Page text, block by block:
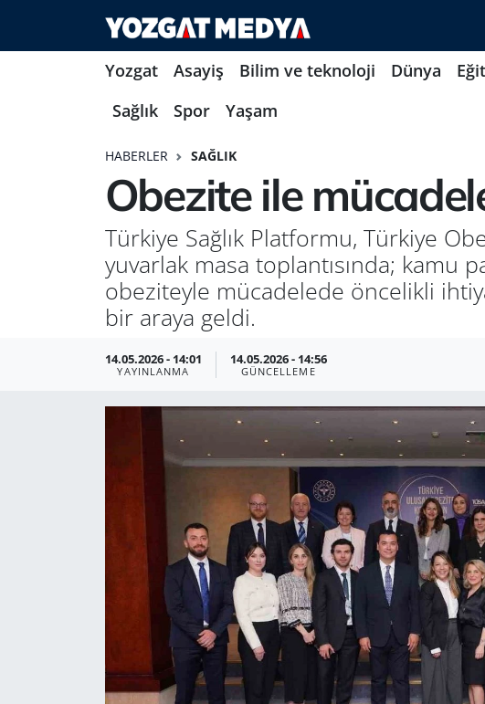
Yozgat Asayiş Bilim ve teknoloji Dünya
Sağlık
Spor Yaşam
HABERLER SAĞLIK
Obezite ile
Türkiye Sağlık Platformu, Türkiye
yuvarlak masa toplantısında; kamu
obeziteyle mücadelede öncelikli
bir araya geldi.
14.05.2026 - 14:01
YAYINLANMA
14.05.2026 - 14:56
GÜNCELLEME